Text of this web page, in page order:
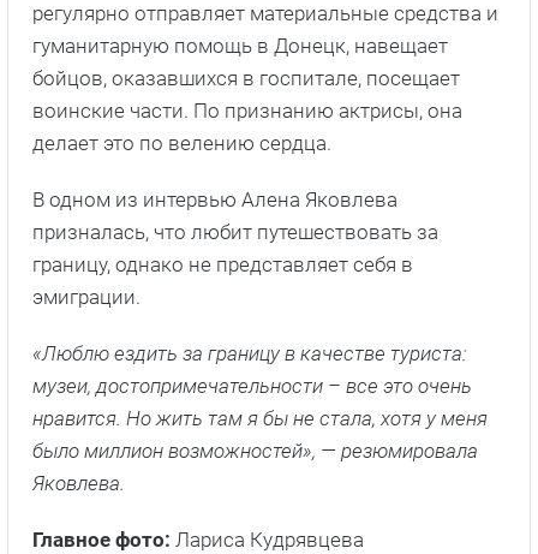
регулярно отправляет материальные средства и
гуманитарную помощь в Донецк, навещает
бойцов, оказавшихся в госпитале, посещает
воинские части. По признанию актрисы, она
делает это по велению сердца.
В одном из интервью Алена Яковлева
призналась, что любит путешествовать за
границу, однако не представляет себя в
эмиграции.
«Люблю ездить за границу в качестве туриста:
музеи, достопримечательности – все это очень
нравится. Но жить там я бы не стала, хотя у меня
было миллион возможностей», — резюмировала
Яковлева.
Главное фото: Лариса Кудрявцева